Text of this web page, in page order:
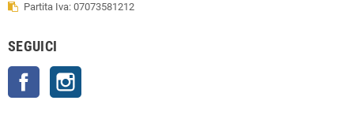
Partita Iva: 07073581212
SEGUICI
Facebook